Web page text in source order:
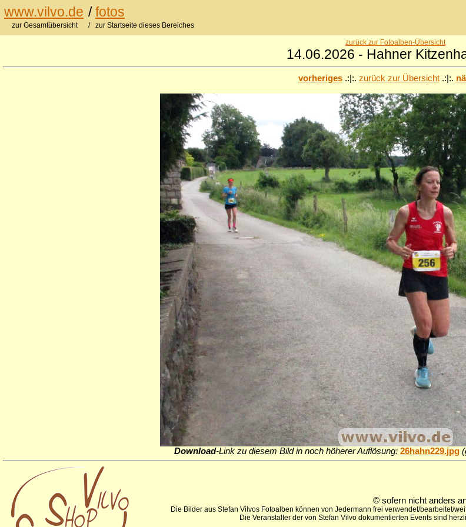
www.vilvo.de /fotos
zur Gesamtübersicht / zur Startseite dieses Bereiches
zurück zur Fotoalben-Übersicht
14.06.2026 - Hahner
vorheriges.:|:. zurück zur Übersicht.:|:.
Download-Link zu diesem Bild in noch höherer Auflösung: 26hahn229.jpg
© sofern nicht anders
Die Bilder aus Stefan Vilvos Fotoalben können von Jedermann frei verwendet/bearbeitet/
Die Veranstalter der von Stefan Vilvo dokumentierten Events sind